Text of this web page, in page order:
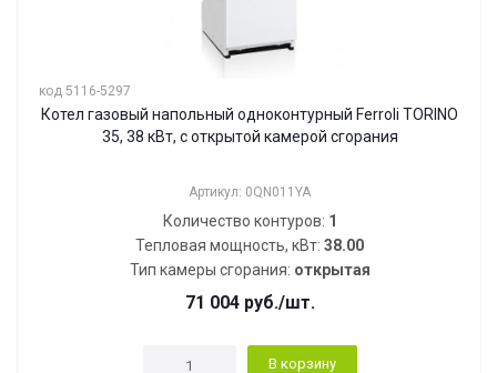
код 5116-5297
Котел газовый напольный одноконтурный Ferroli TORINO
35, 38 кВт, с открытой камерой сгорания
Артикул: 0QN011YA
Количество контуров: 1
Тепловая мощность, кВт: 38.00
Тип камеры сгорания: открытая
71 004руб./шт.
В корзину